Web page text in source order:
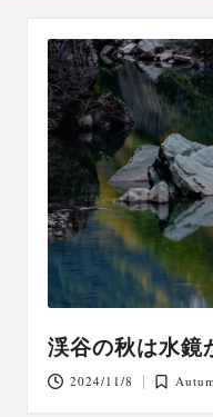
渓谷の秋は水鏡
2024/11/8
Posted